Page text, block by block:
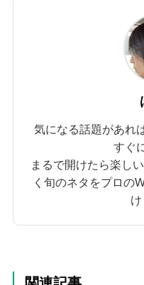
気になる話題があれ
すぐ
まるで開けたら楽し
く旬のネタをプロの
け